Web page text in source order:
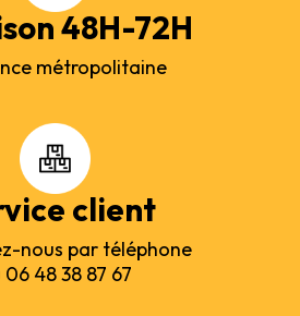
48H-72H
métropolitaine
client
nous par téléphone
06 48 38 87 67